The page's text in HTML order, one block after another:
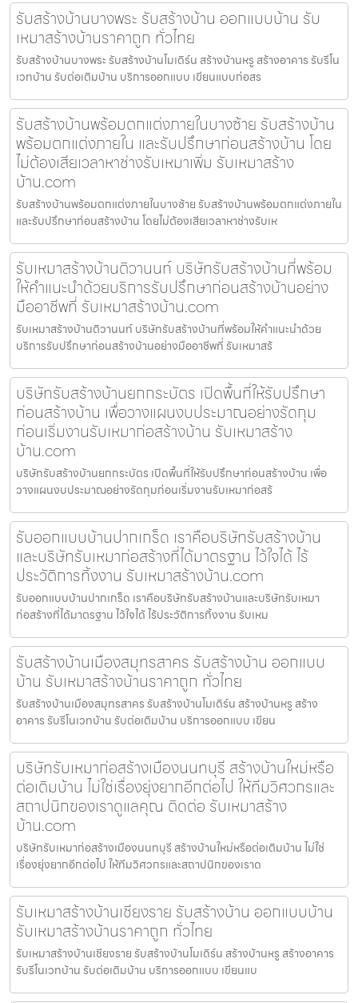
รับสร้างบ้านบางพระ รับสร้างบ้าน ออกแบบบ้าน รับ
เหมาสร้างบ้านราคาถูก ทั่วไทย
รับสร้างบ้านบางพระ รับสร้างบ้านโมเดิร์น สร้างบ้านหรู สร้างอาคาร รับรีโน
เวทบ้าน รับต่อเติมบ้าน บริการออกแบบ เขียนแบบก่อสร
รับสร้างบ้านพร้อมตกแต่งภายในบางซ้าย รับสร้างบ้าน
พร้อมตกแต่งภายใน และรับปรึกษาก่อนสร้างบ้าน โดย
ไม่ต้องเสียเวลาหาช่างรับเหมาเพิ่ม รับเหมาสร้าง
บ้าน.com
รับสร้างบ้านพร้อมตกแต่งภายในบางซ้าย รับสร้างบ้านพร้อมตกแต่งภายใน
และรับปรึกษาก่อนสร้างบ้าน โดยไม่ต้องเสียเวลาหาช่างรับเห
รับเหมาสร้างบ้านติวานนท์ บริษัทรับสร้างบ้านที่พร้อม
ให้คำแนะนำด้วยบริการรับปรึกษาก่อนสร้างบ้านอย่าง
มืออาชีพที่ รับเหมาสร้างบ้าน.com
รับเหมาสร้างบ้านติวานนท์ บริษัทรับสร้างบ้านที่พร้อมให้คำแนะนำด้วย
บริการรับปรึกษาก่อนสร้างบ้านอย่างมืออาชีพที่ รับเหมาสร้
บริษัทรับสร้างบ้านยกกระบัตร เปิดพื้นที่ให้รับปรึกษา
ก่อนสร้างบ้าน เพื่อวางแผนงบประมาณอย่างรัดกุม
ก่อนเริ่มงานรับเหมาก่อสร้างบ้าน รับเหมาสร้าง
บ้าน.com
บริษัทรับสร้างบ้านยกกระบัตร เปิดพื้นที่ให้รับปรึกษาก่อนสร้างบ้าน เพื่อ
วางแผนงบประมาณอย่างรัดกุมก่อนเริ่มงานรับเหมาก่อสร้
รับออกแบบบ้านปากเกร็ด เราคือบริษัทรับสร้างบ้าน
และบริษัทรับเหมาก่อสร้างที่ได้มาตรฐาน ไว้ใจได้ ไร้
ประวัติการทิ้งงาน รับเหมาสร้างบ้าน.com
รับออกแบบบ้านปากเกร็ด เราคือบริษัทรับสร้างบ้านและบริษัทรับเหมา
ก่อสร้างที่ได้มาตรฐาน ไว้ใจได้ ไร้ประวัติการทิ้งงาน รับเหม
รับสร้างบ้านเมืองสมุทรสาคร รับสร้างบ้าน ออกแบบ
บ้าน รับเหมาสร้างบ้านราคาถูก ทั่วไทย
รับสร้างบ้านเมืองสมุทรสาคร รับสร้างบ้านโมเดิร์น สร้างบ้านหรู สร้าง
อาคาร รับรีโนเวทบ้าน รับต่อเติมบ้าน บริการออกแบบ เขียน
บริษัทรับเหมาก่อสร้างเมืองนนทบุรี สร้างบ้านใหม่หรือ
ต่อเติมบ้าน ไม่ใช่เรื่องยุ่งยากอีกต่อไป ให้ทีมวิศวกรและ
สถาปนิกของเราดูแลคุณ ติดต่อ รับเหมาสร้าง
บ้าน.com
บริษัทรับเหมาก่อสร้างเมืองนนทบุรี สร้างบ้านใหม่หรือต่อเติมบ้าน ไม่ใช่
เรื่องยุ่งยากอีกต่อไป ให้ทีมวิศวกรและสถาปนิกของเราด
รับเหมาสร้างบ้านเชียงราย รับสร้างบ้าน ออกแบบบ้าน
รับเหมาสร้างบ้านราคาถูก ทั่วไทย
รับเหมาสร้างบ้านเชียงราย รับสร้างบ้านโมเดิร์น สร้างบ้านหรู สร้างอาคาร
รับรีโนเวทบ้าน รับต่อเติมบ้าน บริการออกแบบ เขียนแบ